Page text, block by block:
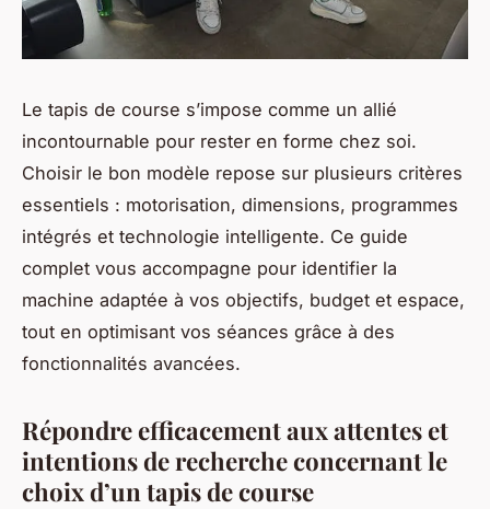
Le tapis de course s’impose comme un allié
incontournable pour rester en forme chez soi.
Choisir le bon modèle repose sur plusieurs critères
essentiels : motorisation, dimensions, programmes
intégrés et technologie intelligente. Ce guide
complet vous accompagne pour identifier la
machine adaptée à vos objectifs, budget et espace,
tout en optimisant vos séances grâce à des
fonctionnalités avancées.
Répondre efficacement aux attentes et
intentions de recherche concernant le
choix d’un tapis de course